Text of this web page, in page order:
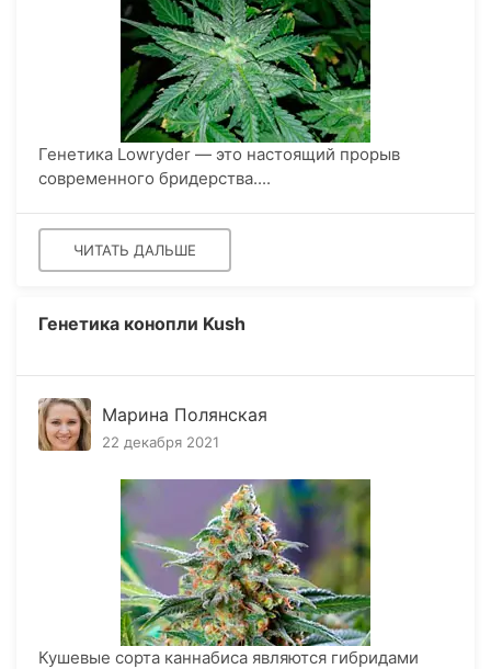
Генетика Lowryder — это настоящий прорыв
современного бридерства....
ЧИТАТЬ ДАЛЬШЕ
Генетика конопли Kush
Марина Полянская
22 декабря 2021
Кушевые сорта каннабиса являются гибридами